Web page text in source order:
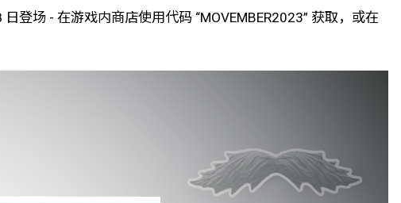
登场 - 在游戏内商店使用代码 “MOVEMBER2023” 获取，或在